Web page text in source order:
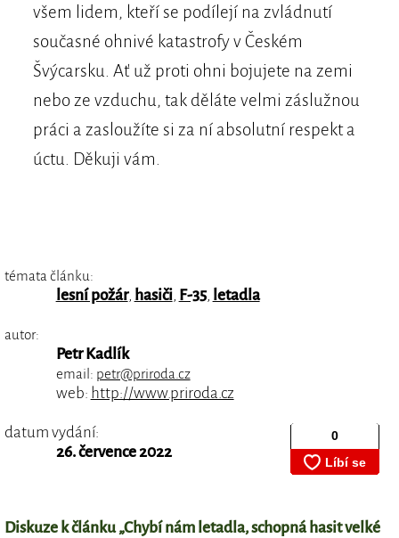
všem lidem, kteří se podílejí na zvládnutí
současné ohnivé katastrofy v Českém
Švýcarsku. Ať už proti ohni bojujete na zemi
nebo ze vzduchu, tak děláte velmi záslužnou
práci a zasloužíte si za ní absolutní respekt a
úctu. Děkuji vám.
témata článku:
lesní požár, hasiči, F-35, letadla
autor:
Petr Kadlík
email: petr@priroda.cz
web: http://www.priroda.cz
datum vydání:
26. července 2022
Diskuze k článku „Chybí nám letadla, schopná hasit velké